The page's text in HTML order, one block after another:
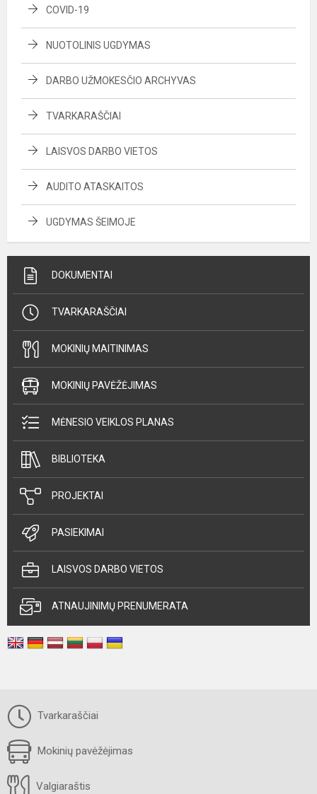
COVID-19
NUOTOLINIS UGDYMAS
DARBO UŽMOKESČIO ARCHYVAS
TVARKARAŠČIAI
LAISVOS DARBO VIETOS
AUDITO ATASKAITOS
UGDYMAS ŠEIMOJE
DOKUMENTAI
TVARKARAŠČIAI
MOKINIŲ MAITINIMAS
MOKINIŲ PAVĖŽĖJIMAS
MĖNESIO VEIKLOS PLANAS
BIBLIOTEKA
PROJEKTAI
PASIEKIMAI
LAISVOS DARBO VIETOS
ATNAUJINIMŲ PRENUMERATA
Tvarkaraščiai
Mokinių pavėžėjimas
Valgiaraštis